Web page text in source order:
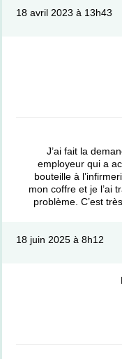
18 avril 2023 à 13h43
J’ai fait la
employeur qui a
bouteille à
mon coffre et je l’ai
problème. C’est
18 juin 2025 à 8h12